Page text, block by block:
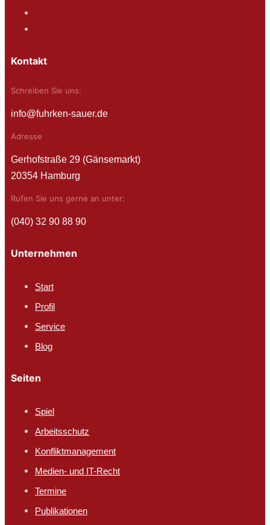
Kontakt
Schreiben Sie uns:
info@fuhrken-sauer.de
Adresse
Gerhofstraße 29 (Gänsemarkt)
20354 Hamburg
Rufen Sie uns gerne an unter:
(040) 32 90 88 90
Unternehmen
Start
Profil
Service
Blog
Seiten
Spiel
Arbeitsschutz​
Konfliktmanagement
Medien- und IT-Recht
Termine
Publikationen